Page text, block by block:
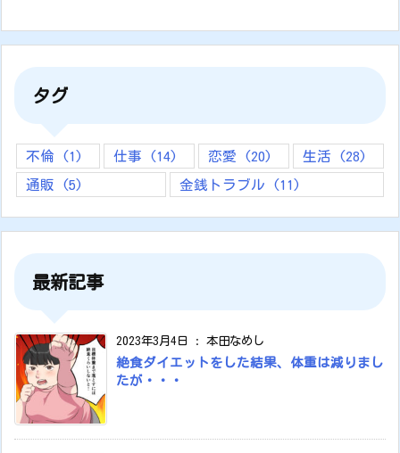
タグ
不倫 (1) 仕事 (14) 恋愛 (20) 生活 (28)
通販 (5) 金銭トラブル (11)
最新記事
2023年3月4日 : 本田なめし
絶食ダイエットをした結果、体重は減りまし
たが・・・